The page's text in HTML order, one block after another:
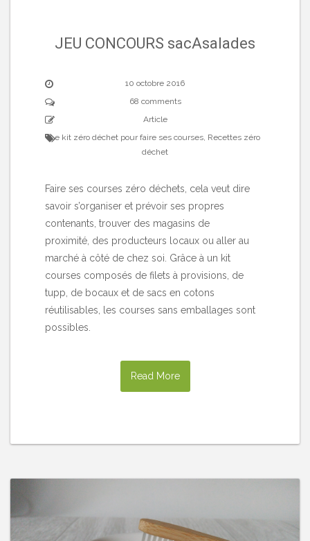
JEU CONCOURS sacAsalades
10 octobre 2016
68 comments
Article
Le kit zéro déchet pour faire ses courses, Recettes zéro
déchet
Faire ses courses zéro déchets, cela veut dire
savoir s’organiser et prévoir ses propres
contenants, trouver des magasins de
proximité, des producteurs locaux ou aller au
marché à côté de chez soi. Grâce à un kit
courses composés de filets à provisions, de
tupp, de bocaux et de sacs en cotons
réutilisables, les courses sans emballages sont
possibles.
Read More